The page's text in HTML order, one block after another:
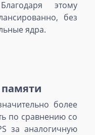
этому
без
ядра.
памяти
более
по сравнению со
за аналогичную